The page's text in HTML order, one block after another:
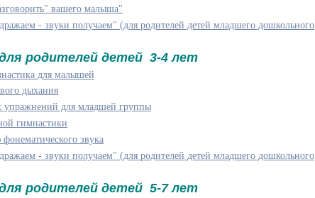
вашего малыша"
- звуки получаем" (для родителей детей младшего дошкольного
родителей детей 3-4 лет
для малышей
дыхания
упражнений для младшей группы
гимнастики
звука
- звуки получаем" (для родителей детей младшего дошкольного
родителей детей 5-7 лет